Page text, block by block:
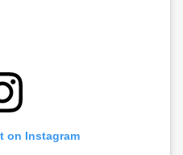
on Instagram